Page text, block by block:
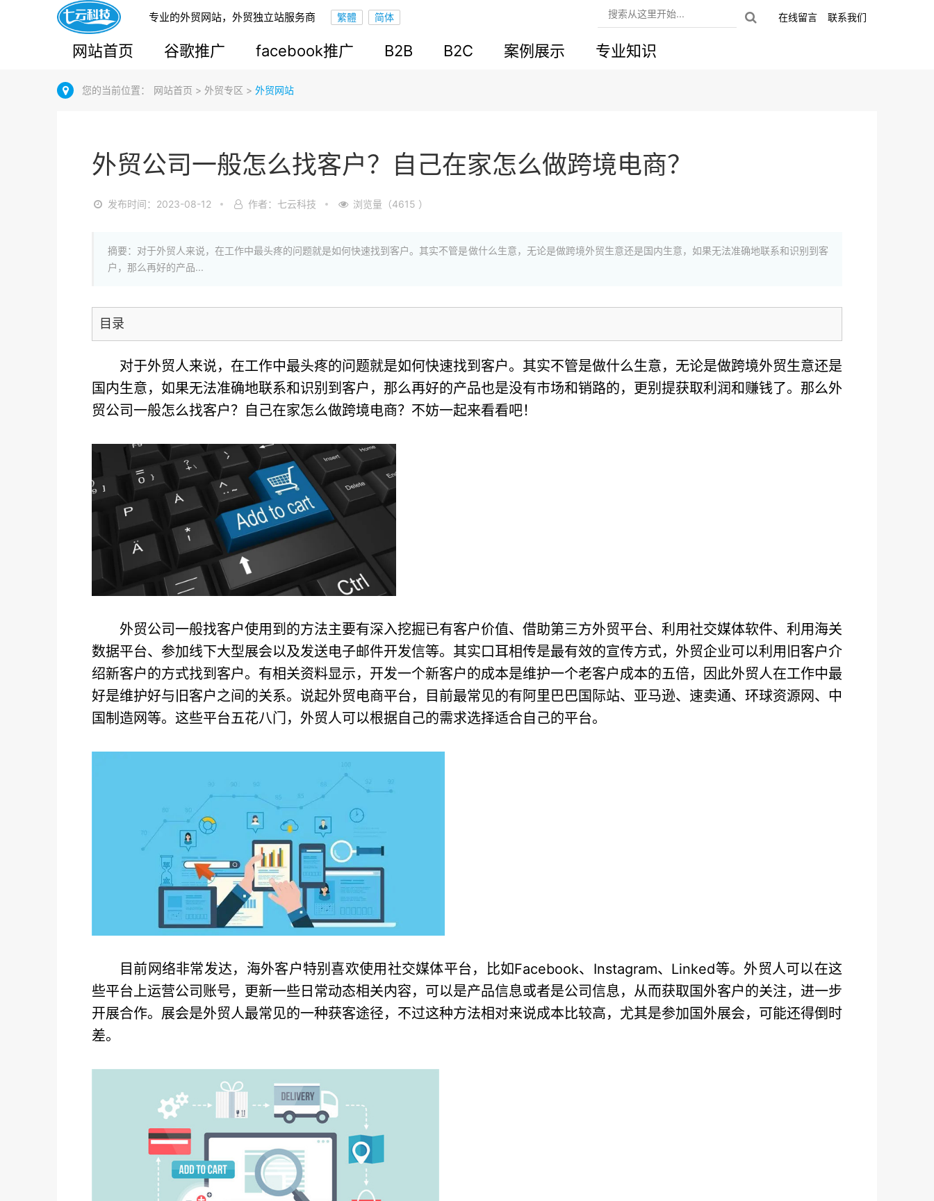
专业的外贸网站，外贸独立站服务商 在线留言 联系我们
网站首页 谷歌推广 facebook推广 B2B B2C 案例展示 专业知识
您的当前位置： 网站首页 > 外贸专区 > 外贸网站
外贸公司一般怎么找客户？自己在家怎么做跨境电商？
发布时间：2023-08-12 作者：七云科技 浏览量（4615 ）
摘要：对于外贸人来说，在工作中最头疼的问题就是如何快速找到客户。其实不管是做什么生意，无论是做跨境外贸生意还是国内生意，如果无法准确地联系和识别到客
户，那么再好的产品...
目录
对于外贸人来说，在工作中最头疼的问题就是如何快速找到客户。其实不管是做什么生意，无论是做跨境外贸生意还是
国内生意，如果无法准确地联系和识别到客户，那么再好的产品也是没有市场和销路的，更别提获取利润和赚钱了。那么外
贸公司一般怎么找客户？自己在家怎么做跨境电商？不妨一起来看看吧！
外贸公司一般找客户使用到的方法主要有深入挖掘已有客户价值、借助第三方外贸平台、利用社交媒体软件、利用海关
数据平台、参加线下大型展会以及发送电子邮件开发信等。其实口耳相传是最有效的宣传方式，外贸企业可以利用旧客户介
绍新客户的方式找到客户。有相关资料显示，开发一个新客户的成本是维护一个老客户成本的五倍，因此外贸人在工作中最
好是维护好与旧客户之间的关系。说起外贸电商平台，目前最常见的有阿里巴巴国际站、亚马逊、速卖通、环球资源网、中
国制造网等。这些平台五花八门，外贸人可以根据自己的需求选择适合自己的平台。
目前网络非常发达，海外客户特别喜欢使用社交媒体平台，比如Facebook、Instagram、Linked等。外贸人可以在这
些平台上运营公司账号，更新一些日常动态相关内容，可以是产品信息或者是公司信息，从而获取国外客户的关注，进一步
开展合作。展会是外贸人最常见的一种获客途径，不过这种方法相对来说成本比较高，尤其是参加国外展会，可能还得倒时
差。